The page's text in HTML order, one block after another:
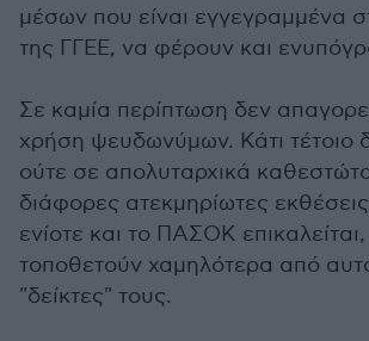
μέσων που είναι εγγεγραμμένα
της ΓΓΕΕ, να φέρουν και
Σε καμία περίπτωση δεν
χρήση ψευδωνύμων. Κάτι τέτοιο
ούτε σε απολυταρχικά
διάφορες ατεκμηρίωτες
ενίοτε και το ΠΑΣΟΚ
τοποθετούν χαμηλότερα από
"δείκτες" τους.